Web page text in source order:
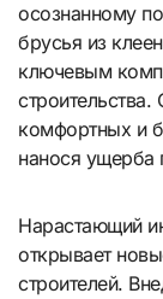
осознанному
брусья из
ключевым
комфортных и
нанося
Нарастающий
открывает
строителей.